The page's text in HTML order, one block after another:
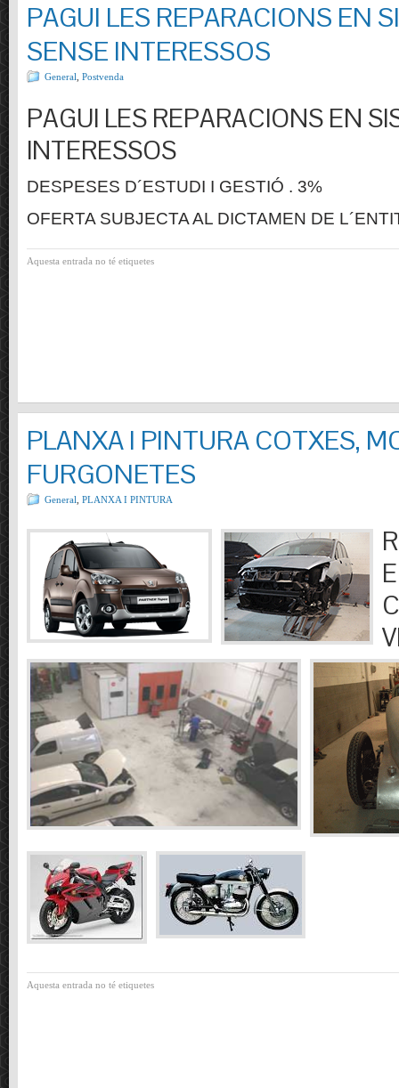
PAGUI LES REPARACIONS EN
SENSE INTERESSOS
General Postvenda
PAGUI LES REPARACIONS EN
INTERESSOS
DESPESES D´ESTUDI I GESTIÓ . 3%
OFERTA SUBJECTA AL DICTAMEN DE
Aquesta entrada no té etiquetes
PLANXA I PINTURA COTXES,
FURGONETES
General PLANXA I PINTURA
Aquesta entrada no té etiquetes